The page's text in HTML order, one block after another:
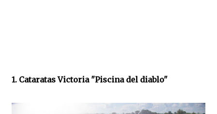
1. Cataratas Victoria "Piscina del diablo"